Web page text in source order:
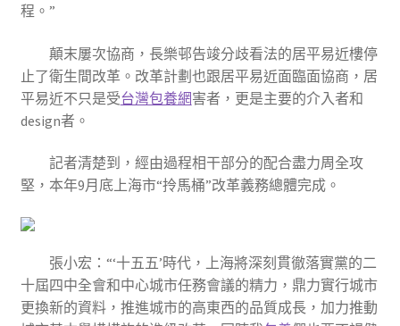
程。”
顛末屢次協商，長樂邨告竣分歧看法的居平易近樓停
止了衛生間改革。改革計劃也跟居平易近面臨面協商，居
平易近不只是受台灣包養網害者，更是主要的介入者和
design者。
記者清楚到，經由過程相干部分的配合盡力周全攻
堅，本年9月底上海市“拎馬桶”改革義務總體完成。
張小宏：“‘十五五’時代，上海將深刻貫徹落實黨的二
十屆四中全會和中心城市任務會議的精力，鼎力實行城市
更換新的資料，推進城市的高東西的品質成長，加力推動